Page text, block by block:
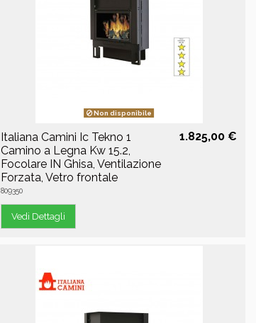
Non disponibile
Italiana Camini Ic Tekno 1
Camino a Legna Kw 15.2,
Focolare IN Ghisa, Ventilazione
Forzata, Vetro frontale
809350
1.825,00 €
Vedi Dettagli